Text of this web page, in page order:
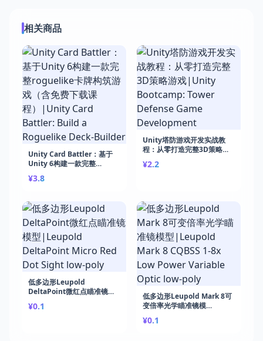
相关商品
Unity Card Battler：基于
Unity 6构建一款完整
免费下载课程）|Unity Card
Deck-Builder
¥3.8
Unity塔防游戏开发实战教
程：从零打造完整3D策略游
Defense Game
¥2.2
低多边形Leupold
DeltaPoint微红点瞄准镜模
Micro Red Dot Sight low-
¥0.1
低多边形Leupold Mark 8可
变倍率光学瞄准镜模
1-8x Low Power Variable
¥0.1